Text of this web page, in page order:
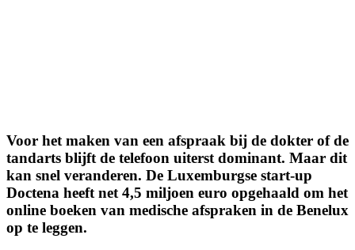
Voor het maken van een afspraak bij de dokter of de
tandarts blijft de telefoon uiterst dominant. Maar dit
kan snel veranderen. De Luxemburgse start-up
Doctena heeft net 4,5 miljoen euro opgehaald om het
online boeken van medische afspraken in de Benelux
op te leggen.